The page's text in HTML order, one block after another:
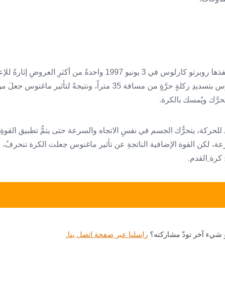
تُعتبرُ الركلةُ الحرَّة التي نفذها روبرتو كارلوس في 3 يونيو 1997
الرياضة، حيثُ قامَ كارلوس بتسديدِ ركلةٍ حرَّةٍ من مسافة 35 متراً،
ويُمسك بالكرة.
للحركة، يتحرٌّك الجسم في نفسِ الاتجاه والسرعة حتى يتمُّ تطبيق
لكن القوة الإضافية الناتجةِ عن تأثير ماغنوس جعلت الكرة
كرة ِالقدم.
شيء آخر تودّ مشاركته؟ راسلنا عبر صفحة اتصل بنا.